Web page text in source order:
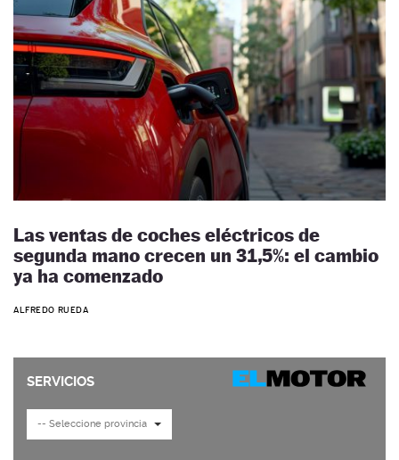
Las ventas de coches eléctricos de
segunda mano crecen un 31,5%: el cambio
ya ha comenzado
ALFREDO RUEDA